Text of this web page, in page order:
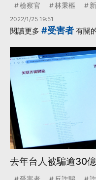
檢察官 林秉樞
2022/1/25 19:51
閱讀更多 #受害者 有關
去年台人被騙逾30